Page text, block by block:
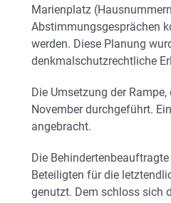
Marienplatz
Abstimmungsgesprächen
werden. Diese Planung
denkmalschutzrechtliche
Die Umsetzung der
November durchgeführt.
angebracht.
Die
Beteiligten für die
genutzt. Dem schloss sich